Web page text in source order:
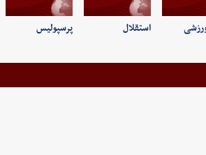
استقلال پرسپولیس